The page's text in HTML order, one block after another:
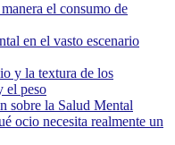
el consumo de
en el vasto escenario
y la textura de los
el peso
sobre la Salud Mental
ocio necesita realmente un